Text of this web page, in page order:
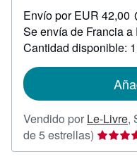
30,90
Envío por EUR 42,00
Se envía de Francia
Cantidad disponible:
Vendido por Le-Livre,
de 5 estrellas)
del